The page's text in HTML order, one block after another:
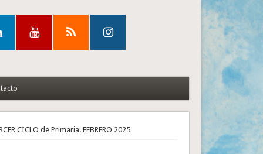
CICLO de Primaria. FEBRERO 2025